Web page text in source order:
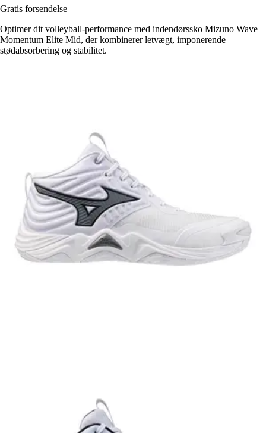
Gratis forsendelse
Optimer dit volleyball-performance med indendørssko Mizuno Wave
Momentum Elite Mid, der kombinerer letvægt, imponerende
stødabsorbering og stabilitet.